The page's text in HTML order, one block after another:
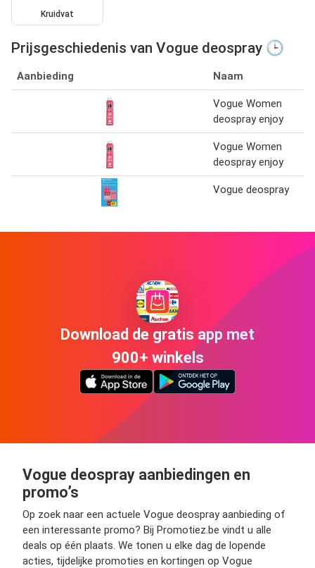
Kruidvat
Prijsgeschiedenis van Vogue deospray 🕒
Aanbieding Naam
Vogue Women
deospray enjoy
Vogue Women
deospray enjoy
Vogue deospray
Download de gratis app met
900+ winkels
Vogue deospray aanbiedingen en
promo’s
Op zoek naar een actuele Vogue deospray aanbieding of
een interessante promo? Bij Promotiez.be vindt u alle
deals op één plaats. We tonen u elke dag de lopende
acties, tijdelijke promoties en kortingen op Vogue